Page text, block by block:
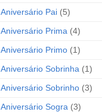
Aniversário Pai (5)
Aniversário Prima (4)
Aniversário Primo (1)
Aniversário Sobrinha (1)
Aniversário Sobrinho (3)
Aniversário Sogra (3)